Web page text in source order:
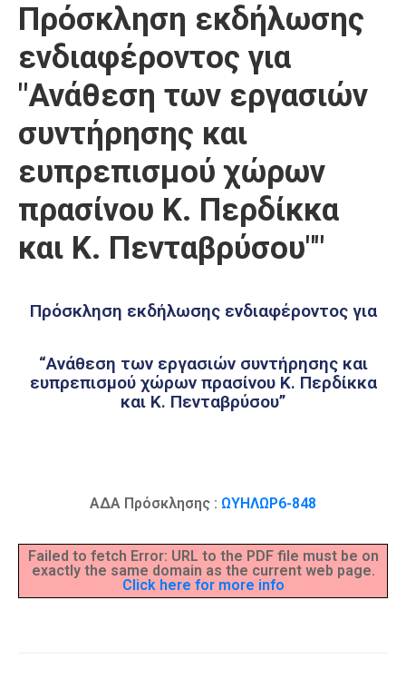
Προσκλήσεις
Αποφάσεις
Τηλέφωνα
Καιρός
Πρόσκληση εκδήλωσης
ενδιαφέροντος για
"Ανάθεση των εργασιών
συντήρησης και
ευπρεπισμού χώρων
πρασίνου Κ. Περδίκκα
και Κ. Πενταβρύσου""
Πρόσκληση εκδήλωσης ενδιαφέροντος για
“Ανάθεση των εργασιών συντήρησης και
ευπρεπισμού χώρων πρασίνου Κ. Περδίκκα
και Κ. Πενταβρύσου”
ΑΔΑ Πρόσκλησης : ΩΥΗΛΩΡ6-848
Failed to fetch Error: URL to the PDF file must be on
exactly the same domain as the current web page.
Click here for more info